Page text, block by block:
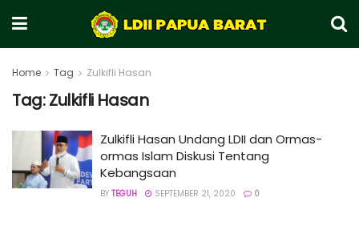
Home Tag Zulkifli Hasan
Tag:Zulkifli Hasan
Zulkifli Hasan Undang LDII dan Ormas-
ormas Islam Diskusi Tentang
Kebangsaan
BY TEGUH SEPTEMBER 21, 2020 0